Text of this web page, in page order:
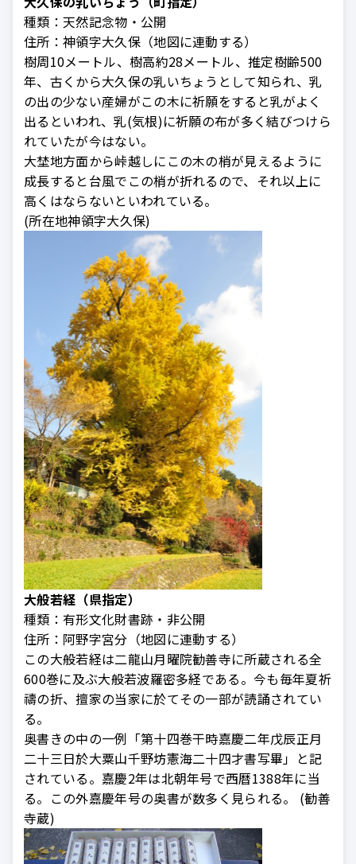
種類： 天然記念物・公開
住所： 神領字大久保（地図に連動する）
樹周10メートル、樹高約28メートル、推定樹齢500
年、古くから大久保の乳いちょうとして知られ、乳
の出の少ない産婦がこの木に祈願をすると乳がよく
出るといわれ、乳(気根)に祈願の布が多く結びつけら
れていたが今はない。
大埜地方面から峠越しにこの木の梢が見えるように
成長すると台風でこの梢が折れるので、それ以上に
高くはならないといわれている。
(所在地神領字大久保)
大般若経（県指定）
種類： 有形文化財書跡・非公開
住所： 阿野字宮分（地図に連動する）
この大般若経は二龍山月曜院勧善寺に所蔵される全
600巻に及ぶ大般若波羅密多経である。今も毎年夏祈
禱の折、擅家の当家に於てその一部が読誦されてい
る。
奥書きの中の一例「第十四巻干時嘉慶二年戊辰正月
二十三日於大粟山千野坊憲海二十四才書写畢」と記
されている。嘉慶2年は北朝年号で西暦1388年に当
る。この外嘉慶年号の奥書が数多く見られる。 (勧善
寺蔵)